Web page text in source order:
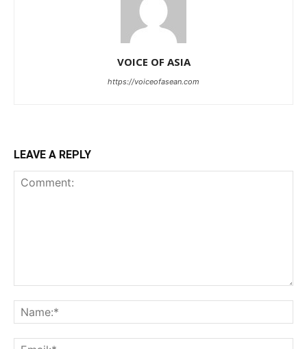
VOICE OF ASIA
https://voiceofasean.com
LEAVE A REPLY